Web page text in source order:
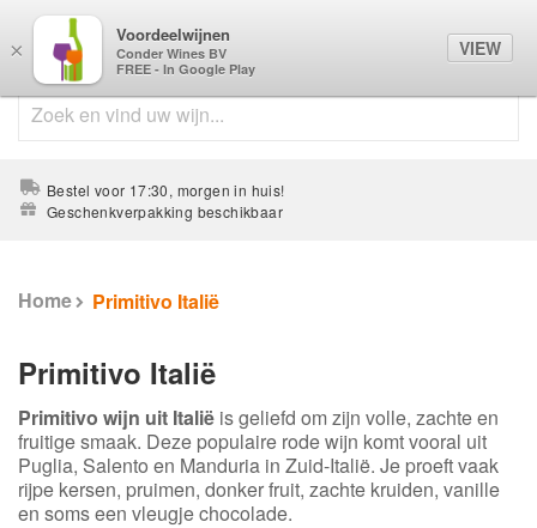
0
Bestel voor 17:30, morgen in huis!
Geschenkverpakking beschikbaar
Home Primitivo Italië
Primitivo Italië
Primitivo wijn uit Italië is geliefd om zijn volle, zachte en
fruitige smaak. Deze populaire rode wijn komt vooral uit
Puglia, Salento en Manduria in Zuid-Italië. Je proeft vaak
rijpe kersen, pruimen, donker fruit, zachte kruiden, vanille
en soms een vleugje chocolade.
×
Voordeelwijnen
Conder Wines BV
FREE - In Google Play
VIEW